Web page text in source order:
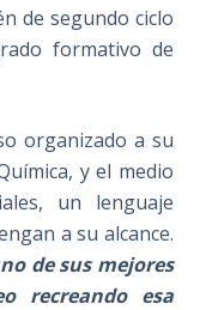
de segundo ciclo
formativo de
organizado a su
y el medio
un lenguaje
a su alcance.
de sus mejores
recreando esa